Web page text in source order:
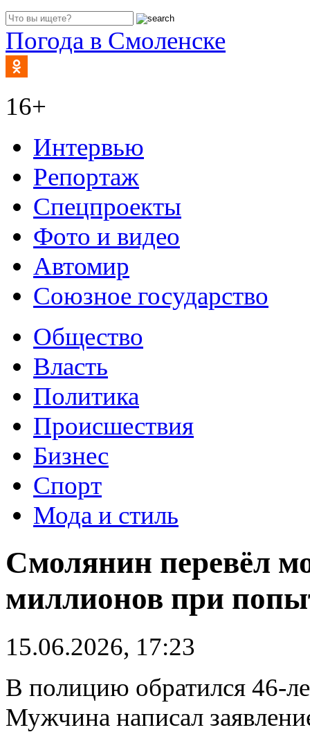
Погода в Смоленске
16+
Интервью
Репортаж
Спецпроекты
Фото и видео
Автомир
Союзное государство
Общество
Власть
Политика
Происшествия
Бизнес
Спорт
Мода и стиль
Смолянин перевёл
миллионов при
15.06.2026, 17:23
В полицию обратился 46-
Мужчина написал